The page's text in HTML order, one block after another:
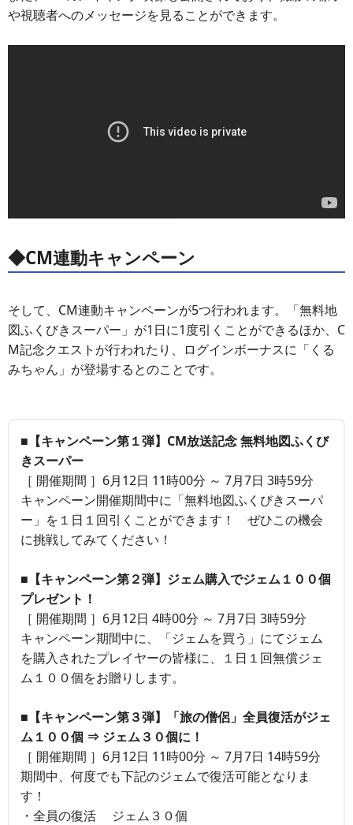
や視聴者へのメッセージを見ることができます。
◆CM連動キャンペーン
そして、CM連動キャンペーンが5つ行われます。「無料地
図ふくびきスーパー」が1日に1度引くことができるほか、C
M記念クエストが行われたり、ログインボーナスに「くる
みちゃん」が登場するとのことです。
■【キャンペーン第１弾】CM放送記念 無料地図ふくび
きスーパー
［ 開催期間 ］6月12日 11時00分 ～ 7月7日 3時59分
キャンペーン開催期間中に「無料地図ふくびきスーパ
ー」を１日１回引くことができます！ ぜひこの機会
に挑戦してみてください！
■【キャンペーン第２弾】ジェム購入でジェム１００個
プレゼント！
［ 開催期間 ］6月12日 4時00分 ～ 7月7日 3時59分
キャンペーン期間中に、「ジェムを買う」にてジェム
を購入されたプレイヤーの皆様に、１日１回無償ジェ
ム１００個をお贈りします。
■【キャンペーン第３弾】「旅の僧侶」全員復活がジェ
ム１００個 ⇒ ジェム３０個に！
［ 開催期間 ］6月12日 11時00分 ～ 7月7日 14時59分
期間中、何度でも下記のジェムで復活可能となりま
す！
・全員の復活 ジェム３０個